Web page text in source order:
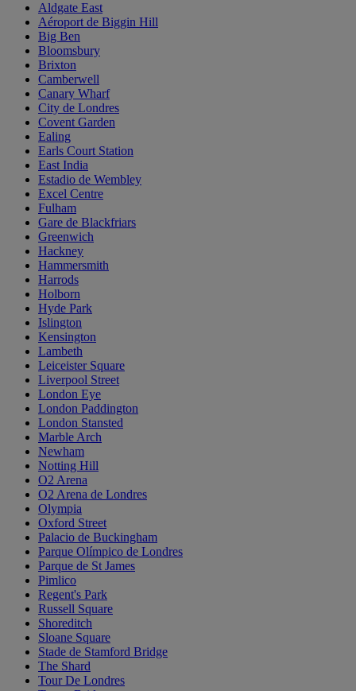
Aldgate East
Aéroport de Biggin Hill
Big Ben
Bloomsbury
Brixton
Camberwell
Canary Wharf
City de Londres
Covent Garden
Ealing
Earls Court Station
East India
Estadio de Wembley
Excel Centre
Fulham
Gare de Blackfriars
Greenwich
Hackney
Hammersmith
Harrods
Holborn
Hyde Park
Islington
Kensington
Lambeth
Leiceister Square
Liverpool Street
London Eye
London Paddington
London Stansted
Marble Arch
Newham
Notting Hill
O2 Arena
O2 Arena de Londres
Olympia
Oxford Street
Palacio de Buckingham
Parque Olímpico de Londres
Parque de St James
Pimlico
Regent's Park
Russell Square
Shoreditch
Sloane Square
Stade de Stamford Bridge
The Shard
Tour De Londres